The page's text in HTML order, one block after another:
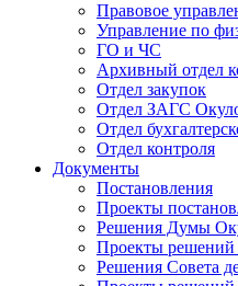
Правовое
Управление по
ГО и ЧС
Архивный отдел
Отдел закупок
Отдел ЗАГС
Отдел
Отдел контроля
Документы
Постановления
Проекты
Решения Думы
Проекты решений
Решения Совета